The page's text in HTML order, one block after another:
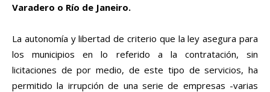
Varadero o Río de Janeiro.
La autonomía y libertad de criterio que la ley asegura para
los municipios en lo referido a la contratación, sin
licitaciones de por medio, de este tipo de servicios, ha
permitido la irrupción de una serie de empresas -varias